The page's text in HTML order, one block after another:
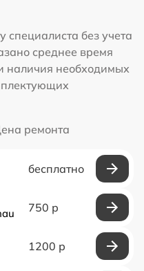
специалиста без учета
среднее время
наличия необходимых
ремонта
бесплатно
750 р
1200 р